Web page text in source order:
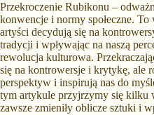
Przekroczenie Rubikonu –
konwencje i normy społeczne.
artyści decydują się na
tradycji i wpływając na naszą
rewolucja kulturowa.
się na kontrowersje i krytykę, ale
perspektyw i inspirują nas do
tym artykule przyjrzymy się kilku
zawsze zmieniły oblicze sztuki i